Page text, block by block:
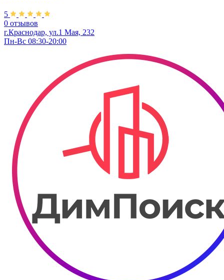
5
0 отзывов
г.Краснодар, ул.1 Мая, 232
Пн-Вс 08:30-20:00